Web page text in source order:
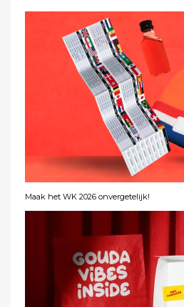
Maak het WK 2026 onvergetelijk!